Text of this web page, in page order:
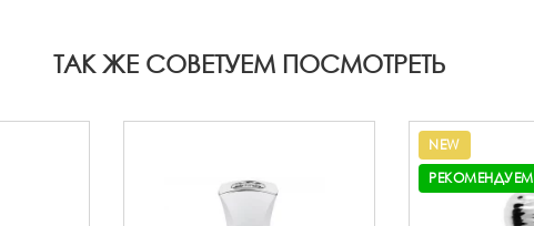
ТАК ЖЕ СОВЕТУЕМ ПОСМОТРЕТЬ
NEW
РЕКОМЕНДУЕМ